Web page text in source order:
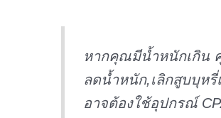
หากคุณมีน้ำหนักเกิน
ลดน้ำหนัก,เลิกสูบบุห
อาจต้องใช้อุปกรณ์